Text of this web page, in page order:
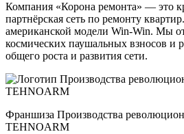
Компания «Корона ремонта» — это
партнёрская сеть по ремонту
американской модели Win-Win. Мы
космических паушальных взносов и
общего роста и развития сети.
Франшиза Производства
TEHNOARM